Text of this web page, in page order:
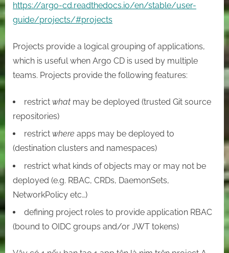
https://argo-cd.readthedocs.io/en/stable/user-
guide/projects/#projects
Projects provide a logical grouping of applications,
which is useful when Argo CD is used by multiple
teams. Projects provide the following features:
restrict what may be deployed (trusted Git source
repositories)
restrict where apps may be deployed to
(destination clusters and namespaces)
restrict what kinds of objects may or may not be
deployed (e.g. RBAC, CRDs, DaemonSets,
NetworkPolicy etc…)
defining project roles to provide application RBAC
(bound to OIDC groups and/or JWT tokens)